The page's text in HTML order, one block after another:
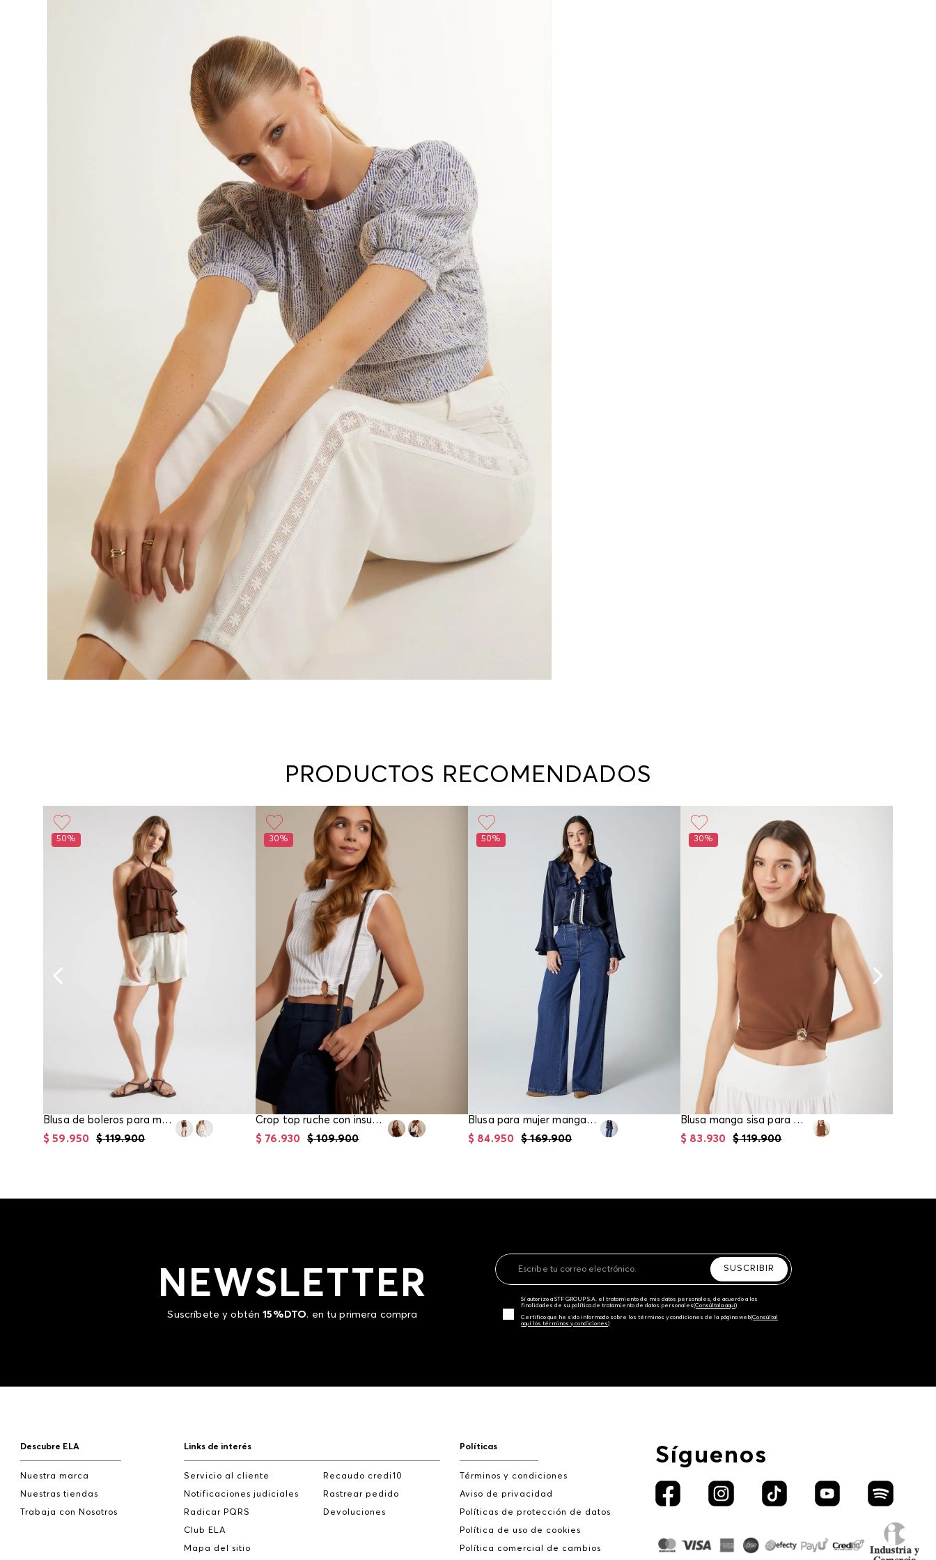
PRODUCTOS RECOMENDADOS
50%
Blusa de boleros para mujer
$ 119.900
$ 59.950
30%
Crop top ruche con insumo para mujer
$ 109.900
$ 76.930
50%
Blusa para mujer manga larga
$ 169.900
$ 84.950
30%
Blusa manga sisa para mujer
$ 119.900
$ 83.930
NEWSLETTER
Suscríbete y obtén15%DTO. en tu primera compra
SUSCRIBIR
Sí autorizo a STF GROUP S.A. el tratamiento de mis datos personales, de acuerdo a las
finalidades de su política de tratamiento de datos personales‎(Consúltala aquí)
Certifico que he sido informado sobre los términos y condiciones de la página web‎(Consúltal
aquí los términos y condiciones)
Síguenos
Descubre ELA
Nuestra marca
Nuestras tiendas
Trabaja con Nosotros
Links de interés
Servicio al cliente
Notificaciones judiciales
Radicar PQRS
Club ELA
Mapa del sitio
Recaudo credi10
Rastrear pedido
Devoluciones
Políticas
Términos y condiciones
Aviso de privacidad
Políticas de protección de datos
Política de uso de cookies
Política comercial de cambios